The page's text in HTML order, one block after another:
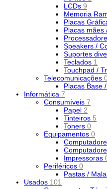
LCDs 9
Memoria
Placas
Placas mães
Speakers /
Suportes
Teclados 1
Touchpad /
Telecomunicações
Placas Base
Informática 7
Consumíveis 7
Papel 2
Tinteiros 5
Toners 0
Equipamentos 0
Impressoras
Periféricos 0
Pastas /
Usados 101